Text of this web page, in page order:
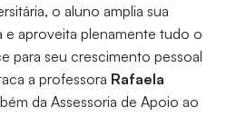
o aluno amplia sua
e aproveita plenamente tudo o
para seu crescimento pessoal
a professora Rafaela
da Assessoria de Apoio ao